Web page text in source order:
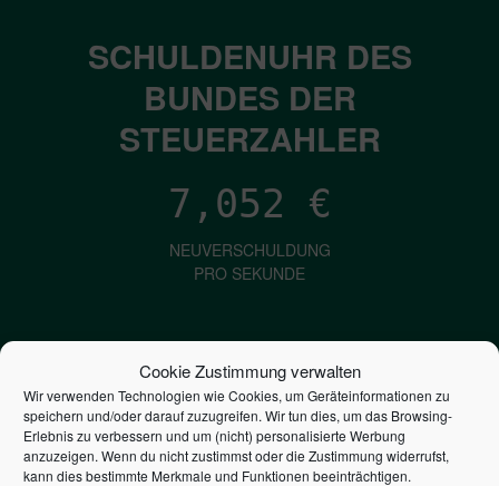
Cookie Zustimmung verwalten
Wir verwenden Technologien wie Cookies, um Geräteinformationen zu
speichern und/oder darauf zuzugreifen. Wir tun dies, um das Browsing-
Erlebnis zu verbessern und um (nicht) personalisierte Werbung
anzuzeigen. Wenn du nicht zustimmst oder die Zustimmung widerrufst,
kann dies bestimmte Merkmale und Funktionen beeinträchtigen.
SCHULDENUHR DES
BUNDES DER
STEUERZAHLER
7,052 €
NEUVERSCHULDUNG
PRO SEKUNDE
1,601€
ZINSEN
PRO SEKUNDE